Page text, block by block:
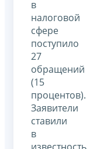
в
налоговой
сфере
поступило
27
обращений
(15
процентов).
Заявители
ставили
в